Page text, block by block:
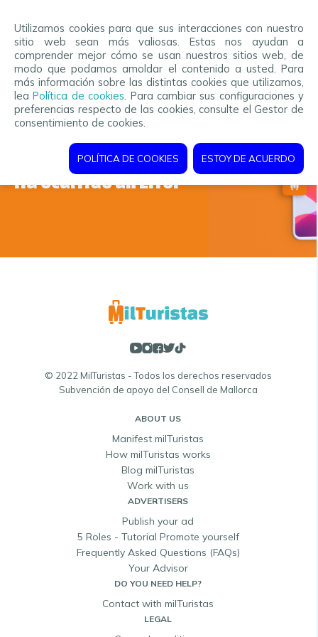
Utilizamos cookies para que sus interacciones con nuestro
sitio web sean más valiosas. Estas nos ayudan a
comprender mejor cómo se usan nuestros sitios web, de
modo que podamos amoldar el contenido a usted. Para
más información sobre las distintas cookies que utilizamos,
leaPolítica de cookies. Para cambiar sus configuraciones y
preferencias respecto de las cookies, consulte el Gestor de
consentimiento de cookies.
ESTOY DE ACUERDO
POLÍTICA DE COOKIES
Ha ocurrido un Error
© 2022 MilTuristas - Todos los derechos reservados
Subvención de apoyo del Consell de Mallorca
ABOUT US
Manifest milTuristas
How milTuristas works
Blog milTuristas
Work with us
ADVERTISERS
Publish your ad
5 Roles - Tutorial Promote yourself
Frequently Asked Questions (FAQs)
Your Advisor
DO YOU NEED HELP?
Contact with milTuristas
LEGAL